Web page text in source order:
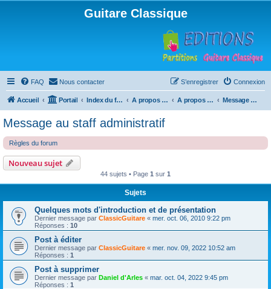
Guitare Classique
FAQ Nous contacter Connexion
S’enregistrer
Accueil Portail Index du forum A propos du forum A propos du forum Message au staff administratif
Message au staff administratif
Règles du forum
Nouveau sujet
44 sujets • Page 1 sur 1
Sujets
Quelques mots d'introduction et de présentation
Dernier message par ClassicGuitare « mer. oct. 06, 2010 9:22 pm
Réponses : 10
Post à éditer
Dernier message par ClassicGuitare « mer. nov. 09, 2022 10:52 am
Réponses : 1
Post à supprimer
Dernier message par Daniel d'Arles « mar. oct. 04, 2022 9:45 pm
Réponses : 1